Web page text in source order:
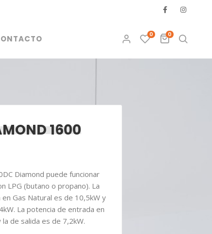
0
0
1600
Diamond puede funcionar
LPG (butano o propano). La
Gas Natural es de 10,5kW y
La potencia de entrada en
de salida es de 7,2kW.